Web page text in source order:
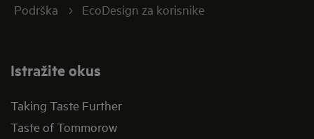
Podrška EcoDesign za korisnike
Istražite okus
Taking Taste Further
Taste of Tommorow